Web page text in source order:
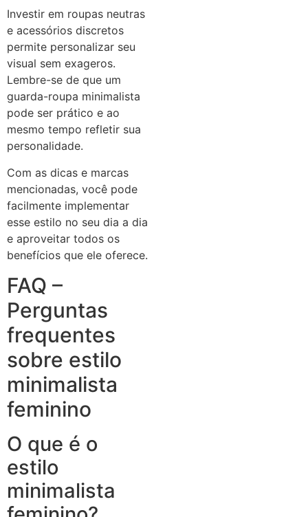
Investir em roupas neutras
e acessórios discretos
permite personalizar seu
visual sem exageros.
Lembre-se de que um
guarda-roupa minimalista
pode ser prático e ao
mesmo tempo refletir sua
personalidade.
Com as dicas e marcas
mencionadas, você pode
facilmente implementar
esse estilo no seu dia a dia
e aproveitar todos os
benefícios que ele oferece.
FAQ –
Perguntas
frequentes
sobre estilo
minimalista
feminino
O que é o
estilo
minimalista